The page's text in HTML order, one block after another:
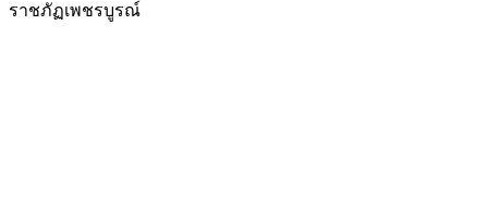
ราชภัฏเพชรบูรณ์